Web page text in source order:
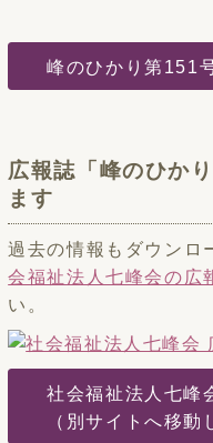
峰のひかり第151
広報誌「峰のひか
ます
過去の情報もダウンロ
会福祉法人七峰会の広
い。
社会福祉法人七峰
（別サイトへ移動